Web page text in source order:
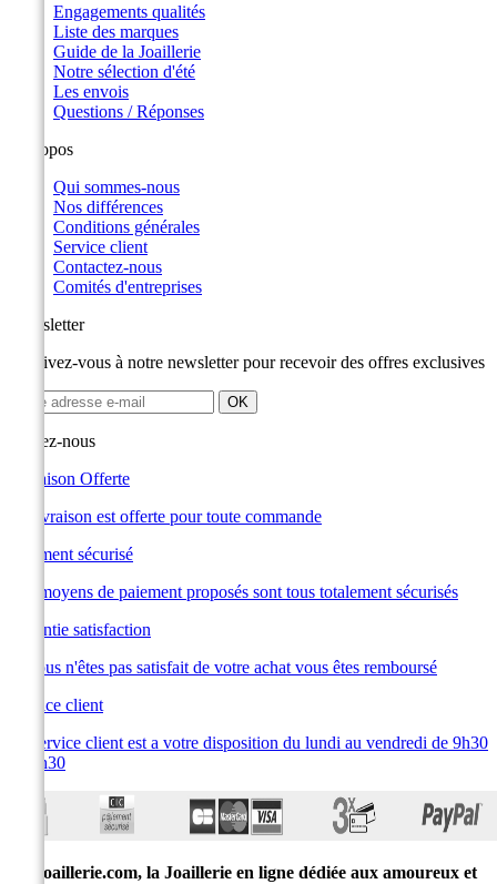
Engagements qualités
Liste des marques
Guide de la Joaillerie
Notre sélection d'été
Les envois
Questions / Réponses
A propos
Qui sommes-nous
Nos différences
Conditions générales
Service client
Contactez-nous
Comités d'entreprises
Newsletter
Inscrivez-vous à notre newsletter pour recevoir des offres exclusives
Suivez-nous
Livraison Offerte
La livraison est offerte pour toute commande
Paiement sécurisé
Les moyens de paiement proposés sont tous totalement sécurisés
Garantie satisfaction
Si vous n'êtes pas satisfait de votre achat vous êtes remboursé
Service client
Le service client est a votre disposition du lundi au vendredi de 9h30
à 19h30
E-joaillerie.com, la Joaillerie en ligne dédiée aux amoureux et